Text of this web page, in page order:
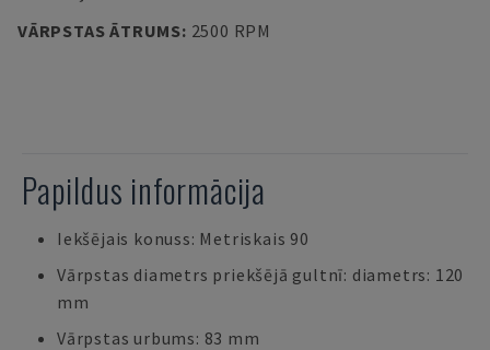
VĀRPSTAS ĀTRUMS: 2500 RPM
Papildus informācija
Iekšējais konuss: Metriskais 90
Vārpstas diametrs priekšējā gultnī: diametrs: 120
mm
Vārpstas urbums: 83 mm